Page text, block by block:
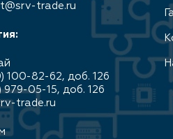
trade.ru
100-82-62, доб. 126
979-05-15, доб. 126
trade.ru